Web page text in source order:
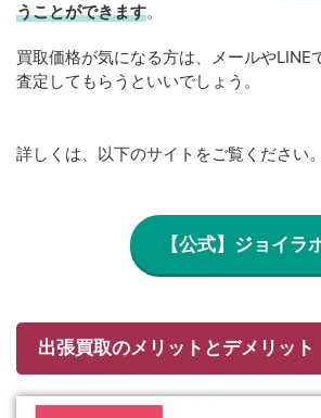
うことができます。
買取価格が気になる方は、メールやLINE
査定してもらうといいでしょう。
詳しくは、以下のサイトをご覧ください。
【公式】ジョイラ
出張買取のメリットとデメリット